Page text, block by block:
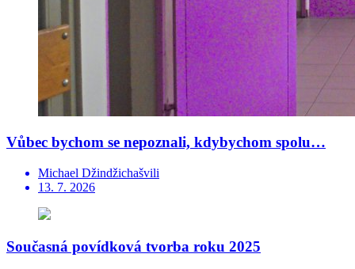
Vůbec bychom se nepoznali, kdybychom spolu…
Michael Džindžichašvili
13. 7. 2026
Současná povídková tvorba roku 2025